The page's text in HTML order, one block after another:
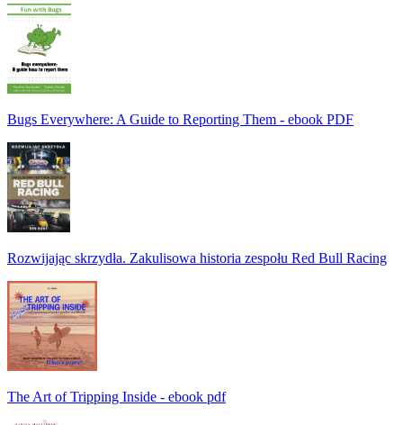
Bugs Everywhere: A Guide to Reporting Them - ebook PDF
Rozwijając skrzydła. Zakulisowa historia zespołu Red Bull Racing
The Art of Tripping Inside - ebook pdf